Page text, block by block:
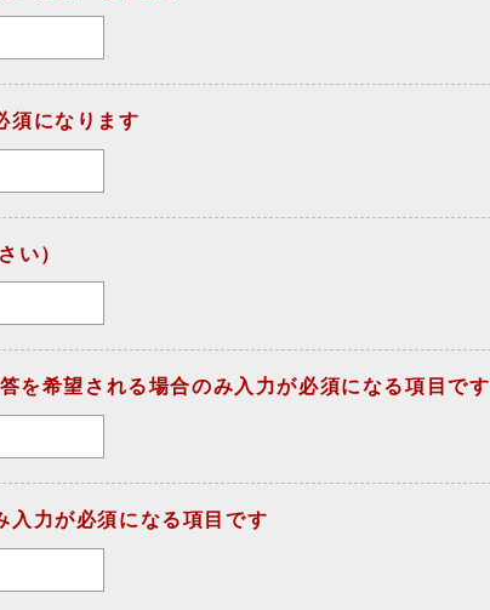
須になります
い）
を希望される場合のみ入力が必須になる項目です
入力が必須になる項目です